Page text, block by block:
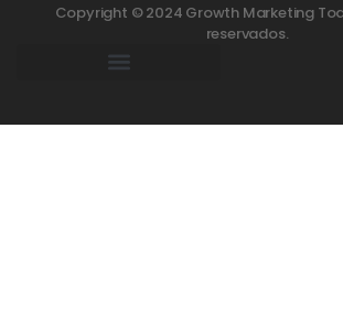
Copyright © 2024 Growth Marketing
reservados.